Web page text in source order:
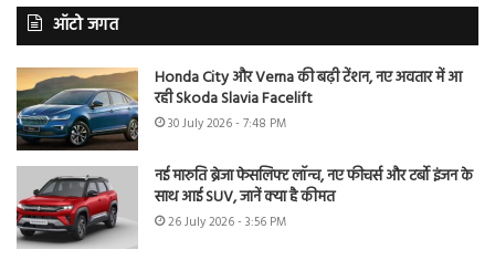
ऑटो जगत
Honda City और Verna की बढ़ी टेंशन, नए अवतार में आ
रही Skoda Slavia Facelift
30 July 2026 - 7:48 PM
नई मारुति ब्रेजा फेसलिफ्ट लॉन्च, नए फीचर्स और टर्बो इंजन के
साथ आई SUV, जानें क्या है कीमत
26 July 2026 - 3:56 PM